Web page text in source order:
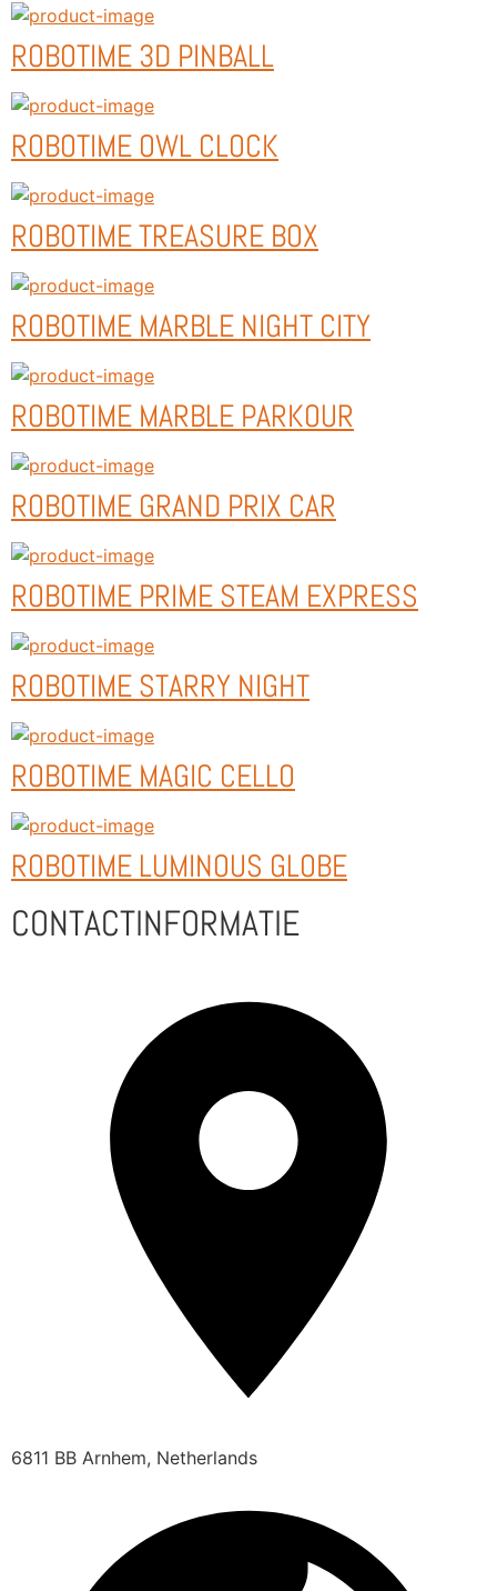
ROBOTIME 3D PINBALL
ROBOTIME OWL CLOCK
ROBOTIME TREASURE BOX
ROBOTIME MARBLE NIGHT CITY
ROBOTIME MARBLE PARKOUR
ROBOTIME GRAND PRIX CAR
ROBOTIME PRIME STEAM EXPRESS
ROBOTIME STARRY NIGHT
ROBOTIME MAGIC CELLO
ROBOTIME LUMINOUS GLOBE
CONTACTINFORMATIE
6811 BB Arnhem, Netherlands